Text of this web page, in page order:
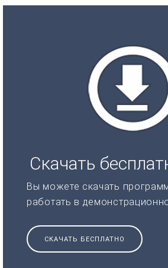
Скачать
Вы можете скачать
работать в
СКАЧАТЬ БЕСПЛАТНО